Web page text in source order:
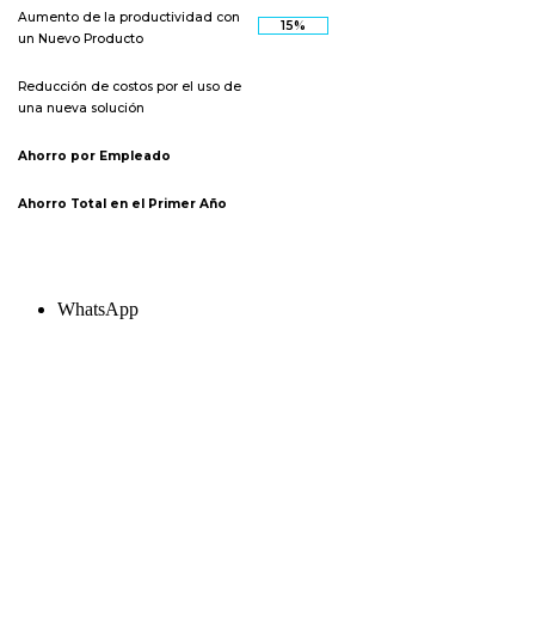
Aumento de la productividad con
un Nuevo Producto
Reducción de costos por el uso de
una nueva solución
Ahorro por Empleado
Ahorro Total en el Primer Año
WhatsApp